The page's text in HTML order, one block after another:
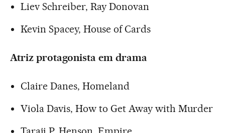
Liev Schreiber, Ray Donovan
Kevin Spacey, House of Cards
Atriz protagonista em drama
Claire Danes, Homeland
Viola Davis, How to Get Away with Murder